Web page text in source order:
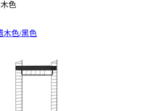
色
木色/黑色